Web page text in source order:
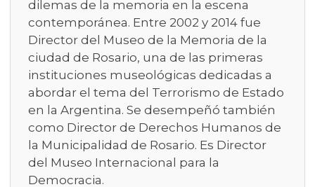
dilemas de la memoria en la escena
contemporánea. Entre 2002 y 2014 fue
Director del Museo de la Memoria de la
ciudad de Rosario, una de las primeras
instituciones museológicas dedicadas a
abordar el tema del Terrorismo de Estado
en la Argentina. Se desempeñó también
como Director de Derechos Humanos de
la Municipalidad de Rosario. Es Director
del Museo Internacional para la
Democracia.